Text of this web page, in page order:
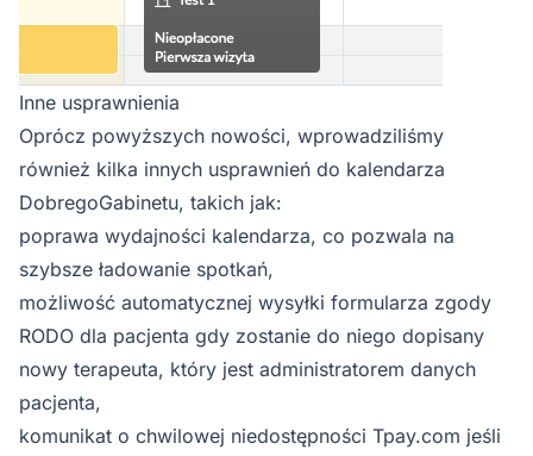
Inne usprawnienia
Oprócz powyższych nowości, wprowadziliśmy
również kilka innych usprawnień do kalendarza
DobregoGabinetu, takich jak:
poprawa wydajności kalendarza, co pozwala na
szybsze ładowanie spotkań,
możliwość automatycznej wysyłki formularza zgody
RODO dla pacjenta gdy zostanie do niego dopisany
nowy terapeuta, który jest administratorem danych
pacjenta,
komunikat o chwilowej niedostępności Tpay.com jeśli